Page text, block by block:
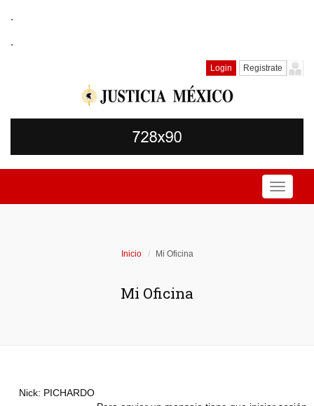
.
.
Login Registrate
Toggle
Inicio Mi Oficina
Mi Oficina
Nick: PICHARDO